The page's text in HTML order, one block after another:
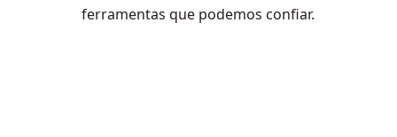
ferramentas que podemos confiar.